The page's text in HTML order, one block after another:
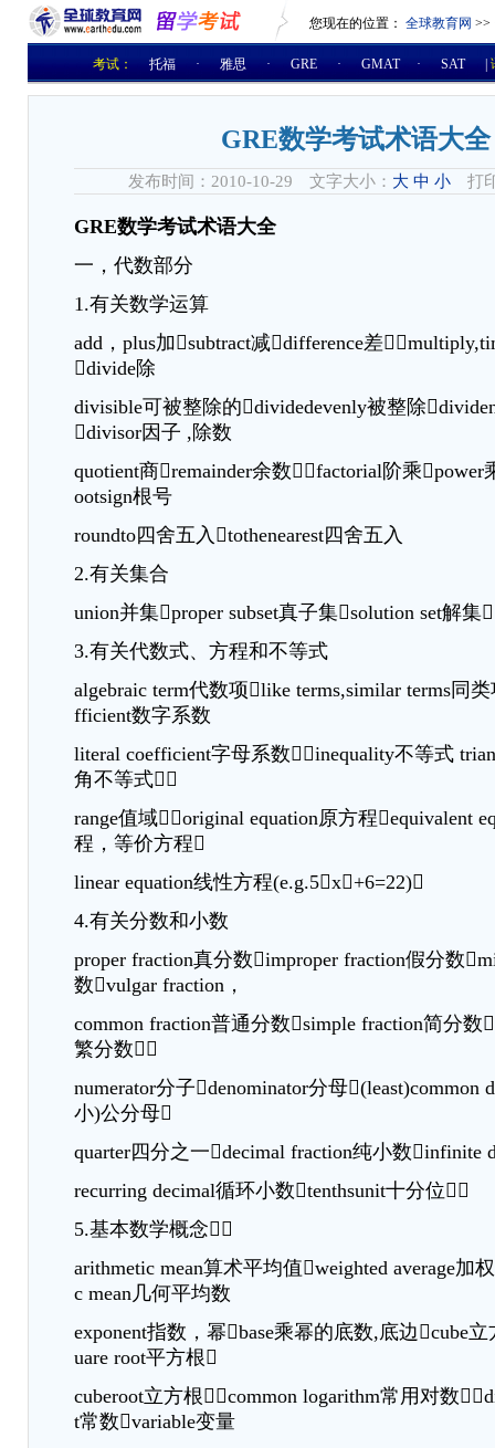
您现在的位置： 全球教育网 >>
考试： 托福 · 雅思 · GRE · GMAT · SAT
GRE数学考试术语大全
发布时间：2010-10-29 文字大小： 大 中 小 打
GRE数学考试术语大全
一，代数部分
1.有关数学运算
add，plus加subtract减difference差
divide除
divisible可被整除的dividedevenly被整除
divisor因子 ,除数
quotient商remainder余数factorial阶乘power
ootsign根号
roundto四舍五入tothenearest四舍五入
2.有关集合
union并集proper subset真子集solution set解集
3.有关代数式、方程和不等式
algebraic term代数项like terms,similar terms同
fficient数字系数
literal coefficient字母系数inequality不等式
角不等式
range值域original equation原方程equivalent
程，等价方程
linear equation线性方程(e.g.5x+6=22)
4.有关分数和小数
proper fraction真分数improper fraction假分数
数vulgar fraction，
common fraction普通分数simple fraction简分数
繁分数
numerator分子denominator分母(least)common
小)公分母
quarter四分之一decimal fraction纯小数infinite
recurring decimal循环小数tenthsunit十分位
5.基本数学概念
arithmetic mean算术平均值weighted average加
c mean几何平均数
exponent指数，幂base乘幂的底数,底边cube
uare root平方根
cuberoot立方根common logarithm常用对数
t常数variable变量